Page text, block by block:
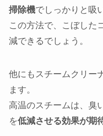
掃除機でしっかりと吸
この方法で、こぼした
減できるでしょう。
他にもスチームクリー
ます。
高温のスチームは、臭
を低減させる効果が期